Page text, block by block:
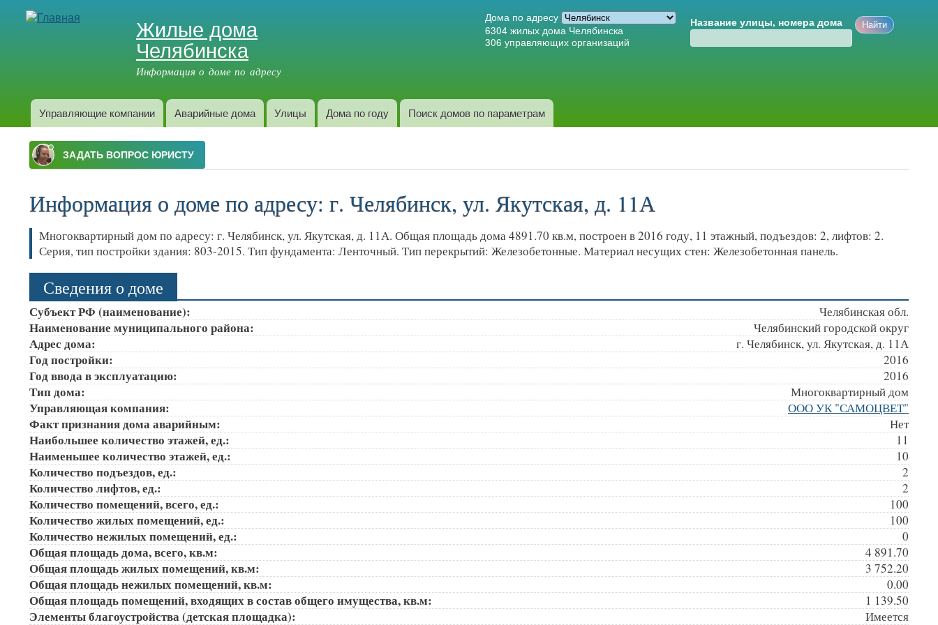
Жилые дома
Челябинска
Информация о доме по адресу
Дома по адресу
6304 жилых дома Челябинска
306 управляющих организаций
Название улицы, номера дома
Главное меню
Управляющие компании Аварийные дома Улицы Дома по году Поиск домов по параметрам
Информация о доме по адресу: г. Челябинск, ул. Якутская, д. 11А
Многоквартирный дом по адресу: г. Челябинск, ул. Якутская, д. 11А. Общая площадь дома 4891.70 кв.м, построен в 2016 году, 11 этажный, подъездов: 2, лифтов: 2.
Серия, тип постройки здания: 803-2015. Тип фундамента: Ленточный. Тип перекрытий: Железобетонные. Материал несущих стен: Железобетонная панель.
Сведения о доме
Субъект РФ (наименование): Челябинская обл.
Наименование муниципального района: Челябинский городской округ
Адрес дома: г. Челябинск, ул. Якутская, д. 11А
Год постройки: 2016
Год ввода в эксплуатацию: 2016
Тип дома: Многоквартирный дом
Управляющая компания: ООО УК "САМОЦВЕТ"
Факт признания дома аварийным: Нет
Наибольшее количество этажей, ед.: 11
Наименьшее количество этажей, ед.: 10
Количество подъездов, ед.: 2
Количество лифтов, ед.: 2
Количество помещений, всего, ед.: 100
Количество жилых помещений, ед.: 100
Количество нежилых помещений, ед.: 0
Общая площадь дома, всего, кв.м: 4 891.70
Общая площадь жилых помещений, кв.м: 3 752.20
Общая площадь нежилых помещений, кв.м: 0.00
Общая площадь помещений, входящих в состав общего имущества, кв.м: 1 139.50
Элементы благоустройства (детская площадка): Имеется